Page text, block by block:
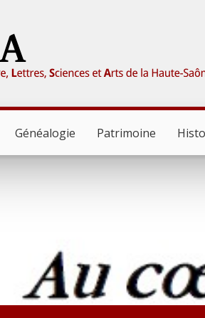
Généalogie Patrimoine